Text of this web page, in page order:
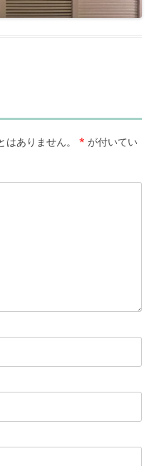
ありません。 * が付いてい